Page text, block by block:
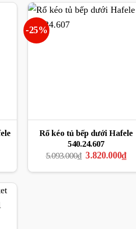
-25%
Rổ kéo tủ bếp dưới Hafele
540.24.607
5.093.000₫ Giá
là:
3.820.000₫Giá
hiện
tại